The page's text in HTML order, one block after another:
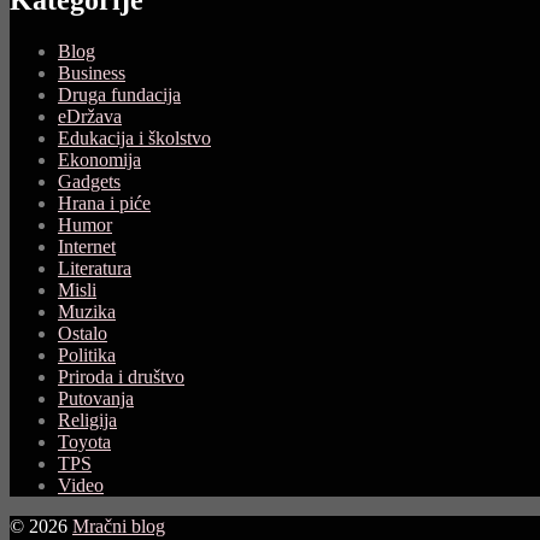
Blog
Business
Druga fundacija
eDržava
Edukacija i školstvo
Ekonomija
Gadgets
Hrana i piće
Humor
Internet
Literatura
Misli
Muzika
Ostalo
Politika
Priroda i društvo
Putovanja
Religija
Toyota
TPS
Video
© 2026 Mračni blog